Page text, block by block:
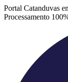
Portal Catanduvas
Processamento